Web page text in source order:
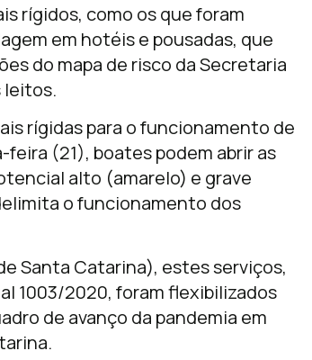
rígidos, como os que foram
em hotéis e pousadas, que
do mapa de risco da Secretaria
leitos.
rígidas para o funcionamento de
(21), boates podem abrir as
alto (amarelo) e grave
o funcionamento dos
Santa Catarina), estes serviços,
1003/2020, foram flexibilizados
de avanço da pandemia em